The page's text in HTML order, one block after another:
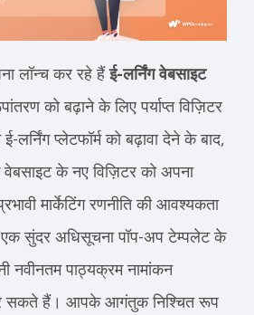
लॉन्च कर रहे हैंई-लर्निंग वेबसाइट
को बढ़ाने के लिए पर्याप्त विज़िटर
प्लेटफॉर्म को बढ़ावा देने के बाद,
के नए विज़िटर को अपना
मार्केटिंग रणनीति की आवश्यकता
सुंदर अधिसूचना पॉप-अप टेम्पलेट के
नवीनतम पाठ्यक्रम नामांकन
सकते हैं। आपके आगंतुक निश्चित रूप